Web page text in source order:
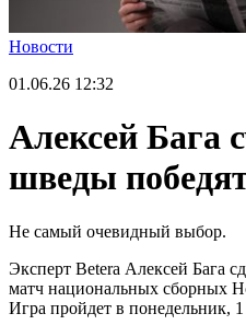
Новости
01.06.26 12:32
Алексей Бага
шведы
Не самый очевидный выбор.
Эксперт Betera Алексей Бага
матч национальных сборных
Игра пройдет в понедельник,